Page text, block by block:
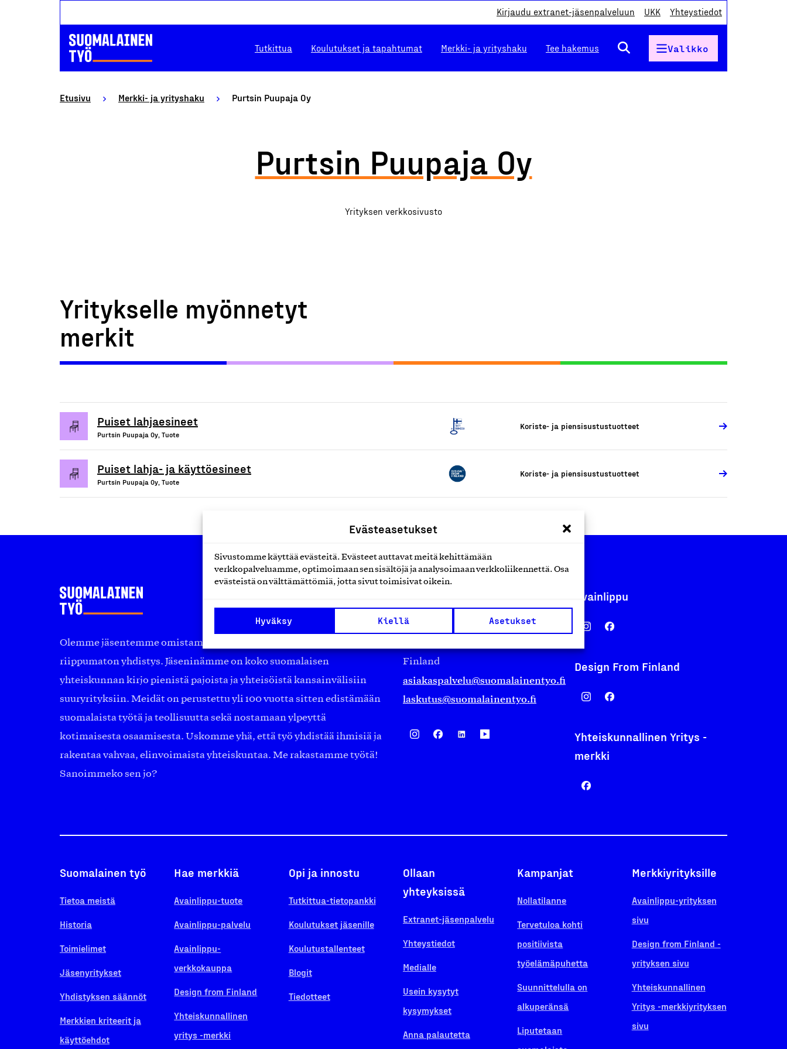
Evästeasetukset
Sivustomme käyttää evästeitä. Evästeet auttavat meitä kehittämään
verkkopalveluamme, optimoimaan sen sisältöjä ja analysoimaan verkkoliikennettä. Osa
evästeistä on välttämättömiä, jotta sivut toimisivat oikein.
Hyväksy Kiellä Asetukset
Kirjaudu extranet-jäsenpalveluun UKK Yhteystiedot
Tutkittua Koulutukset ja tapahtumat Merkki- ja yrityshaku Tee hakemus Valikko
Etusivu Merkki- ja yrityshaku Purtsin Puupaja Oy
Purtsin Puupaja Oy
Yrityksen verkkosivusto
Yritykselle myönnetyt
merkit
Puiset lahjaesineet
Purtsin Puupaja Oy, Tuote
Koriste- ja piensisustustuotteet
Puiset lahja- ja käyttöesineet
Purtsin Puupaja Oy, Tuote
Koriste- ja piensisustustuotteet
Olemme jäsentemme omistama puolueeton, työmarkkinajärjestöistä
riippumaton yhdistys. Jäseninämme on koko suomalaisen
yhteiskunnan kirjo pienistä pajoista ja yhteisöistä kansainvälisiin
suuryrityksiin. Meidät on perustettu yli 100 vuotta sitten edistämään
suomalaista työtä ja teollisuutta sekä nostamaan ylpeyttä
kotimaisesta osaamisesta. Uskomme yhä, että työ yhdistää ihmisiä ja
rakentaa vahvaa, elinvoimaista yhteiskuntaa. Me rakastamme työtä!
Sanoimmeko sen jo?
Eteläranta 14,
Finland
asiakaspalvelu@suomalainentyo.fi
laskutus@suomalainentyo.fi
Avainlippu
Design From Finland
Yhteiskunnallinen Yritys -
merkki
Suomalainen työ
Tietoa meistä
Historia
Toimielimet
Jäsenyritykset
Yhdistyksen säännöt
Merkkien kriteerit ja
käyttöehdot
Hae merkkiä
Avainlippu-tuote
Avainlippu-palvelu
Avainlippu-
verkkokauppa
Design from Finland
Yhteiskunnallinen
yritys -merkki
Opi ja innostu
Tutkittua-tietopankki
Koulutukset jäsenille
Koulutustallenteet
Blogit
Tiedotteet
Ollaan
yhteyksissä
Extranet-jäsenpalvelu
Yhteystiedot
Medialle
Usein kysytyt
kysymykset
Anna palautetta
Kampanjat
Nollatilanne
Tervetuloa kohti
positiivista
työelämäpuhetta
Suunnittelulla on
alkuperänsä
Liputetaan
Merkkiyrityksille
Avainlippu-yrityksen
sivu
Design from Finland -
yrityksen sivu
Yhteiskunnallinen
Yritys -merkkiyrityksen
sivu